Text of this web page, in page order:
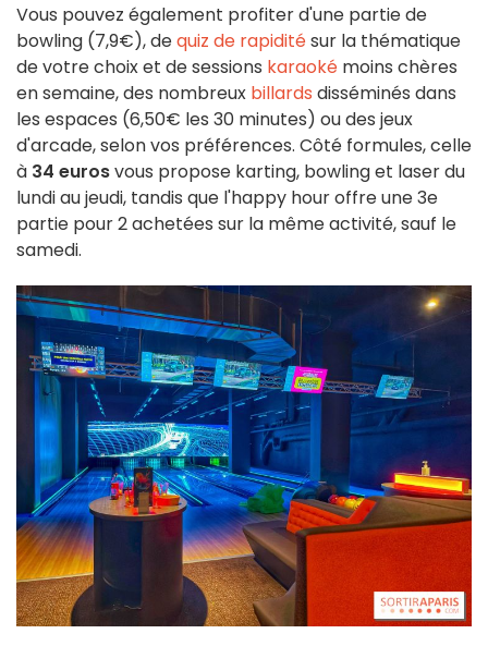
Vous pouvez également profiter d'une partie de
bowling (7,9€), dequiz de rapiditésur la thématique
de votre choix et de sessions karaoké moins chères
en semaine, des nombreux billards disséminés dans
les espaces (6,50€ les 30 minutes) ou des jeux
d'arcade, selon vos préférences. Côté formules, celle
à 34 eurosvous propose karting, bowling et laser du
lundi au jeudi, tandis que l'happy hour offre une 3e
partie pour 2 achetées sur la même activité, sauf le
samedi.